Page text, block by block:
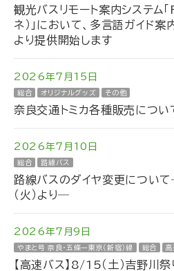
観光バスリモート案内システム
ネ）」において、多言語ガイド案
より提供開始します
2026年7月15日
総合 オリジナルグッズ その他
奈良交通トミカ各種販売につい
2026年7月10日
総合 路線バス
路線バスのダイヤ変更につ
（火）より―
2026年7月9日
やまと号 奈良・五條ー東京（新宿）線 総合 高
【高速バス】8/15（土）吉野川